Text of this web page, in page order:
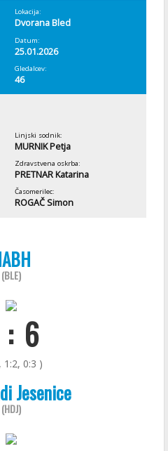
Lokacija:
Dvorana Bled
Datum:
25.01.2026
Gledalcev:
46
Linjski sodnik:
MURNIK Petja
Zdravstvena oskrba:
PRETNAR Katarina
Časomerilec:
ROGAČ Simon
(BLE)
6
1:2, 0:3 )
Jesenice
(HDJ)